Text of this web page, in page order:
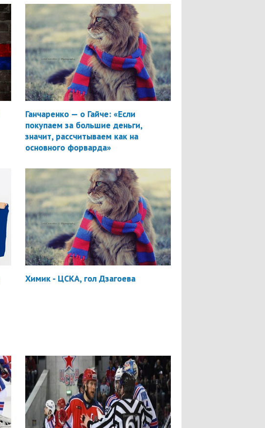
Ганчаренко — о Гайче: «Если
покупаем за большие деньги,
значит, рассчитываем как на
основного форварда»
Химик - ЦСКА, гол Дзагоева